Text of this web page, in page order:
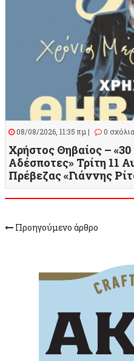
08/08/2026, 11:35 πμ | 0 σχόλια
Χρήστος Θηβαίος –
Αδέσποτες» Τρίτη 11
Πρέβεζας «Γιάννης
Προηγούμενο άρθρο